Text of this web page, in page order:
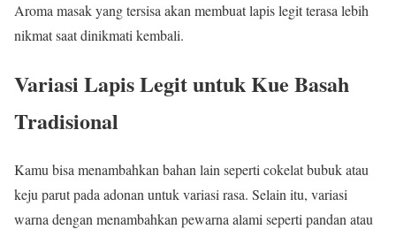
Aroma masak yang tersisa akan membuat lapis legit terasa lebih
nikmat saat dinikmati kembali.
Variasi Lapis Legit untuk Kue Basah
Tradisional
Kamu bisa menambahkan bahan lain seperti cokelat bubuk atau
keju parut pada adonan untuk variasi rasa. Selain itu, variasi
warna dengan menambahkan pewarna alami seperti pandan atau